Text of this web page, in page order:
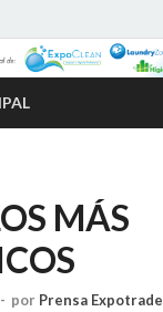
MÁS
- por Prensa Expotrade